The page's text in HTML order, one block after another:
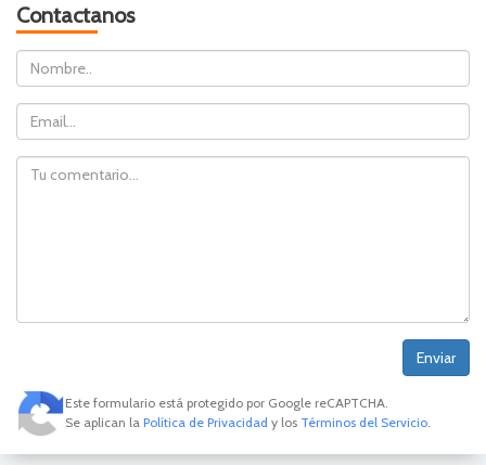
Contactanos
Nombre
Email
Comentario
Este formulario está protegido por Google reCAPTCHA.
Se aplican la Política de Privacidad y los Términos del Servicio.